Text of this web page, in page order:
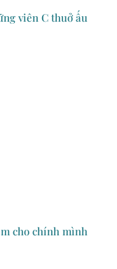
viên C thuở ấu
cho chính mình